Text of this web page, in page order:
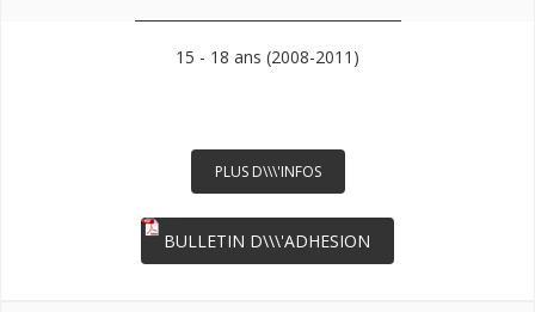
15 - 18 ans (2008-2011)
PLUS D\\\'INFOS
BULLETIN D\\\'ADHESION